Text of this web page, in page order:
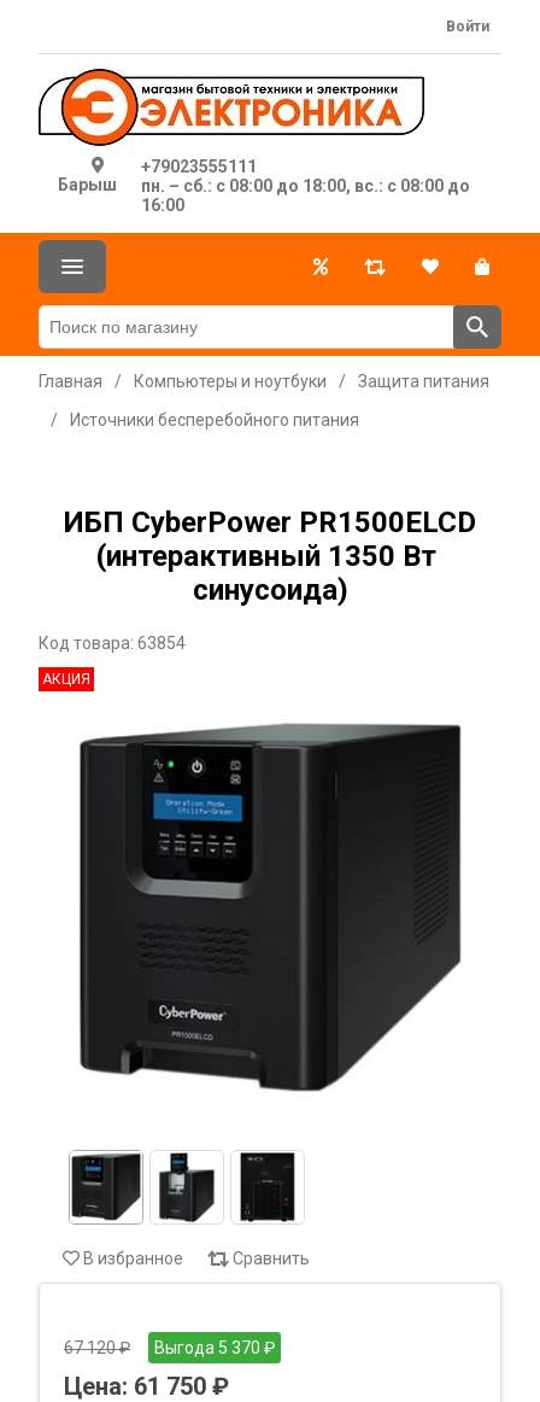
Барыш
+79023555111
пн. – сб.: с 08:00 до 18:00, вс.: с 08:00 до
16:00
Войти
Главная / Компьютеры и ноутбуки /
Защита питания
/
Источники бесперебойного питания
ИБП CyberPower PR1500ELCD
(интерактивный 1350 Вт
синусоида)
Код товара: 63854
АКЦИЯ
В избранное Сравнить
67 120 ₽ Выгода 5 370 ₽
Цена: 61 750 ₽